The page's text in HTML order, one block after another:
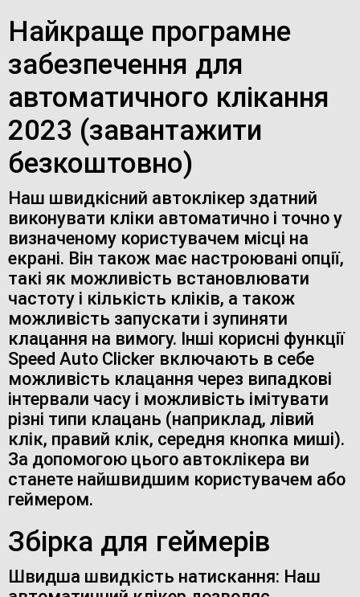
Найкраще програмне
забезпечення для
автоматичного клікання
2023 (завантажити
безкоштовно)
Наш швидкісний автоклікер здатний
виконувати кліки автоматично і точно у
визначеному користувачем місці на
екрані. Він також має настроювані опції,
такі як можливість встановлювати
частоту і кількість кліків, а також
можливість запускати і зупиняти
клацання на вимогу. Інші корисні функції
Speed Auto Clicker включають в себе
можливість клацання через випадкові
інтервали часу і можливість імітувати
різні типи клацань (наприклад, лівий
клік, правий клік, середня кнопка миші).
За допомогою цього автоклікера ви
станете найшвидшим користувачем або
геймером.
Збірка для геймерів
Швидша швидкість натискання: Наш